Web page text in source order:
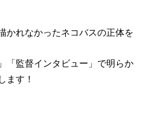
かれなかったネコバスの正体を
「監督インタビュー」で明らか
ます！